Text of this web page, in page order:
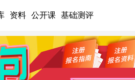
资料 公开课 基础测评